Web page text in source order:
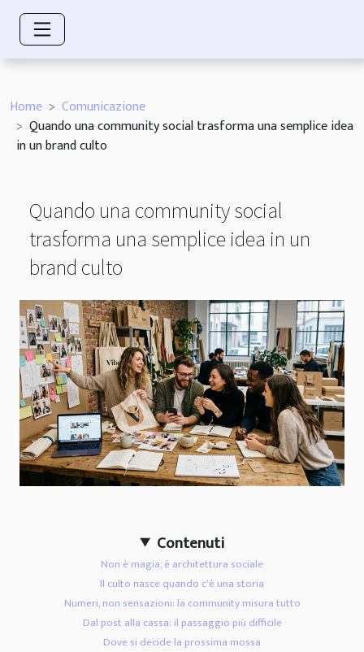
Home
Comunicazione
Quando una community social trasforma una semplice idea
in un brand culto
Quando una community social
trasforma una semplice idea in un
brand culto
Contenuti
Non è magia, è architettura sociale
Il culto nasce quando c’è una storia
Numeri, non sensazioni: la community misura tutto
Dal post alla cassa: il passaggio più difficile
Dove si decide la prossima mossa